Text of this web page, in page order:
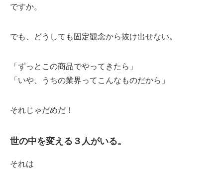
ですか。
でも、どうしても固定観念から抜け出せない。
「ずっとこの商品でやってきたら」
「いや、うちの業界ってこんなものだから」
それじゃだめだ！
世の中を変える３人がいる。
それは